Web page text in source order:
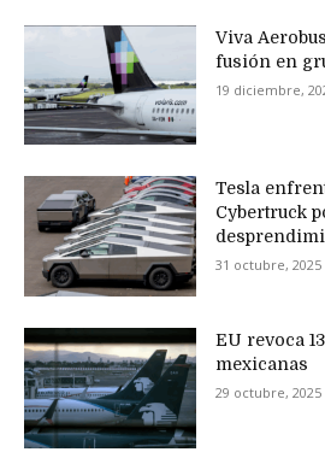
Viva
fusión en
19 diciembre,
Tesla
Cybertruck
31 octubre, 2025
EU revoca
mexicanas
29 octubre, 2025